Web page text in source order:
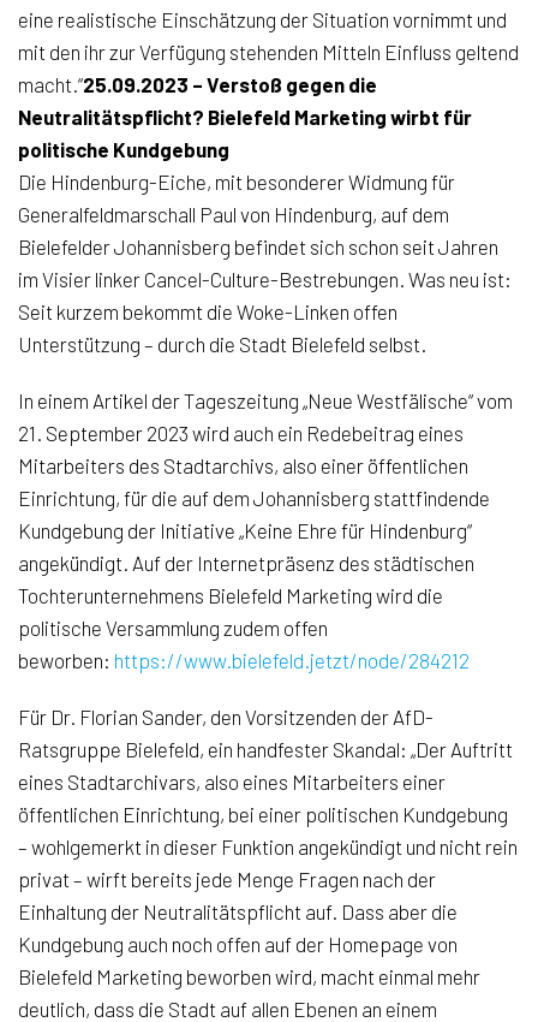
eine realistische Einschätzung der Situation vornimmt und
mit den ihr zur Verfügung stehenden Mitteln Einfluss geltend
macht.“25.09.2023 – Verstoß gegen die
Neutralitätspflicht? Bielefeld Marketing wirbt für
politische Kundgebung
Die Hindenburg-Eiche, mit besonderer Widmung für
Generalfeldmarschall Paul von Hindenburg, auf dem
Bielefelder Johannisberg befindet sich schon seit Jahren
im Visier linker Cancel-Culture-Bestrebungen. Was neu ist:
Seit kurzem bekommt die Woke-Linken offen
Unterstützung – durch die Stadt Bielefeld selbst.
In einem Artikel der Tageszeitung „Neue Westfälische“ vom
21. September 2023 wird auch ein Redebeitrag eines
Mitarbeiters des Stadtarchivs, also einer öffentlichen
Einrichtung, für die auf dem Johannisberg stattfindende
Kundgebung der Initiative „Keine Ehre für Hindenburg“
angekündigt. Auf der Internetpräsenz des städtischen
Tochterunternehmens Bielefeld Marketing wird die
politische Versammlung zudem offen
beworben: https://www.bielefeld.jetzt/node/284212
Für Dr. Florian Sander, den Vorsitzenden der AfD-
Ratsgruppe Bielefeld, ein handfester Skandal: „Der Auftritt
eines Stadtarchivars, also eines Mitarbeiters einer
öffentlichen Einrichtung, bei einer politischen Kundgebung
– wohlgemerkt in dieser Funktion angekündigt und nicht rein
privat – wirft bereits jede Menge Fragen nach der
Einhaltung der Neutralitätspflicht auf. Dass aber die
Kundgebung auch noch offen auf der Homepage von
Bielefeld Marketing beworben wird, macht einmal mehr
deutlich, dass die Stadt auf allen Ebenen an einem